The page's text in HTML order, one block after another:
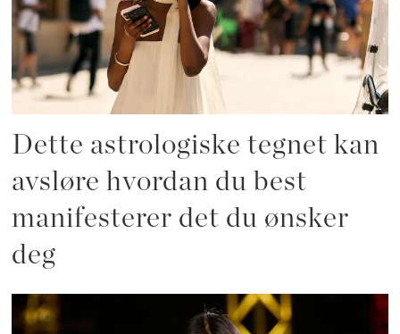
Dette astrologiske tegnet kan
avsløre hvordan du best
manifesterer det du ønsker
deg